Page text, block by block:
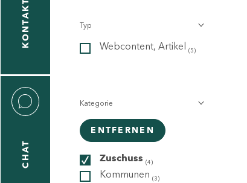
KONTAKT
CHAT
Typ
Webcontent, Artikel (5)
Kategorie
ENTFERNEN
Zuschuss (4)
Kommunen (3)